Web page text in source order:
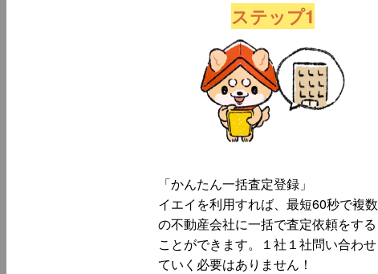
ステップ1
「かんたん一括査定登録」
イエイを利用すれば、最短60秒で複数
の不動産会社に一括で査定依頼をする
ことができます。１社１社問い合わせ
ていく必要はありません！